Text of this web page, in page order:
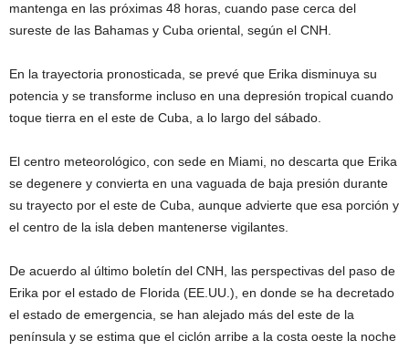
mantenga en las próximas 48 horas, cuando pase cerca del
sureste de las Bahamas y Cuba oriental, según el CNH.
En la trayectoria pronosticada, se prevé que Erika disminuya su
potencia y se transforme incluso en una depresión tropical cuando
toque tierra en el este de Cuba, a lo largo del sábado.
El centro meteorológico, con sede en Miami, no descarta que Erika
se degenere y convierta en una vaguada de baja presión durante
su trayecto por el este de Cuba, aunque advierte que esa porción y
el centro de la isla deben mantenerse vigilantes.
De acuerdo al último boletín del CNH, las perspectivas del paso de
Erika por el estado de Florida (EE.UU.), en donde se ha decretado
el estado de emergencia, se han alejado más del este de la
península y se estima que el ciclón arribe a la costa oeste la noche